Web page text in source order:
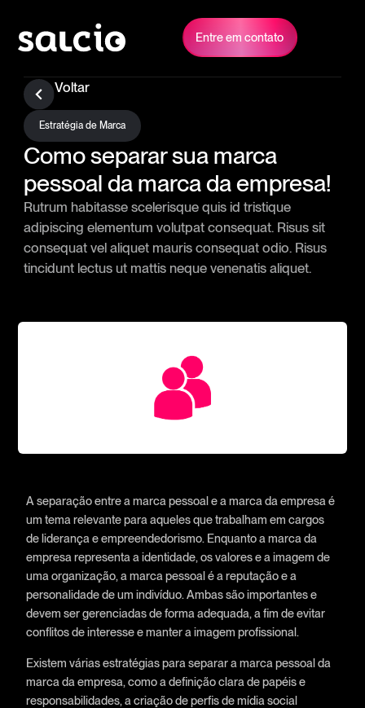
Entre em contato
Voltar
Estratégia de Marca
Como separar sua marca
pessoal da marca da empresa!
Rutrum habitasse scelerisque quis id tristique
adipiscing elementum volutpat consequat. Risus sit
consequat vel aliquet mauris consequat odio. Risus
tincidunt lectus ut mattis neque venenatis aliquet.
A separação entre a marca pessoal e a marca da empresa é
um tema relevante para aqueles que trabalham em cargos
de liderança e empreendedorismo. Enquanto a marca da
empresa representa a identidade, os valores e a imagem de
uma organização, a marca pessoal é a reputação e a
personalidade de um indivíduo. Ambas são importantes e
devem ser gerenciadas de forma adequada, a fim de evitar
conflitos de interesse e manter a imagem profissional.
Existem várias estratégias para separar a marca pessoal da
marca da empresa, como a definição clara de papéis e
responsabilidades, a criação de perfis de mídia social